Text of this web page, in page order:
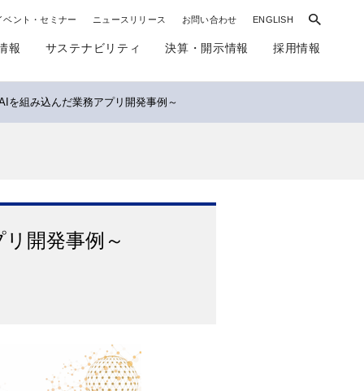
ベント・セミナー ニュースリリース お問い合わせ ENGLISH
報 サステナビリティ 決算・開示情報 採用情報
を組み込んだ業務アプリ開発事例～
開発事例～